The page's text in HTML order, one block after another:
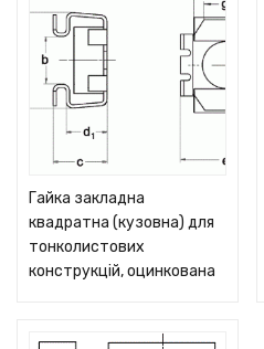
Гайка закладна
квадратна (кузовна) для
тонколистових
конструкцій, оцинкована